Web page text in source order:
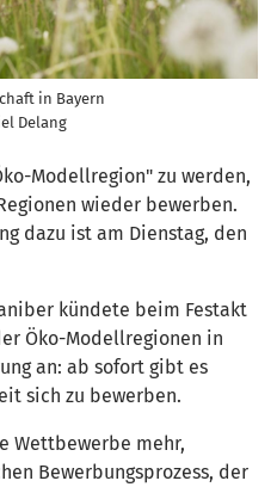
in Bayern
Delang
Modellregion" zu werden,
wieder bewerben.
dazu ist am Dienstag, den
kündete beim Festakt
Öko-Modellregionen in
an: ab sofort gibt es
sich zu bewerben.
Wettbewerbe mehr,
Bewerbungsprozess, der